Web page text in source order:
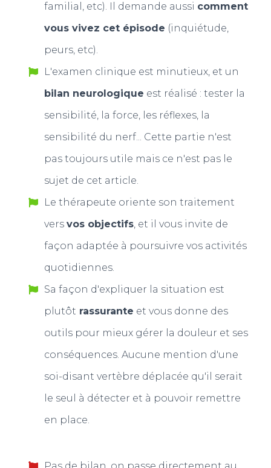
familial, etc). Il demande aussi comment
vous vivez cet épisode (inquiétude,
peurs, etc).
L'examen clinique est minutieux, et un
bilan neurologique est réalisé : tester la
sensibilité, la force, les réflexes, la
sensibilité du nerf... Cette partie n'est
pas toujours utile mais ce n'est pas le
sujet de cet article.
Le thérapeute oriente son traitement
vers vos objectifs, et il vous invite de
façon adaptée à poursuivre vos activités
quotidiennes.
Sa façon d'expliquer la situation est
plutôt rassurante et vous donne des
outils pour mieux gérer la douleur et ses
conséquences. Aucune mention d'une
soi-disant vertèbre déplacée qu'il serait
le seul à détecter et à pouvoir remettre
en place.